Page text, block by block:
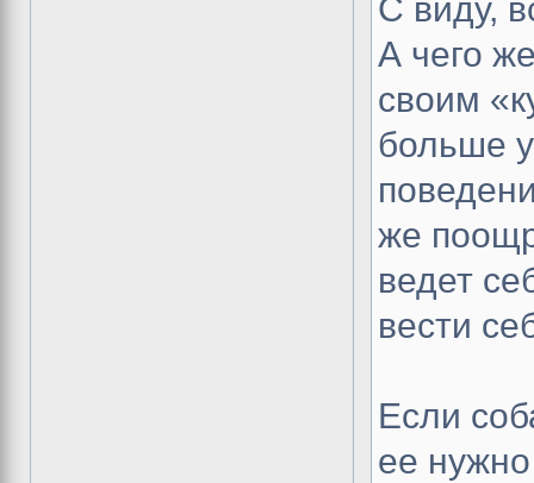
С виду,
А чего
своим
больше
же
ведет
вести
Если
ее